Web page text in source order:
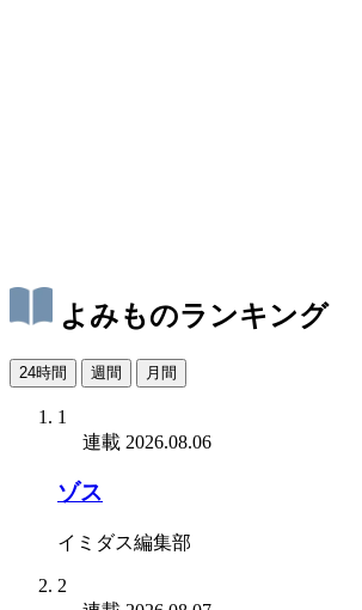
よみものランキング
24時間 週間 月間
1
連載 2026.08.06
ゾス
イミダス編集部
2